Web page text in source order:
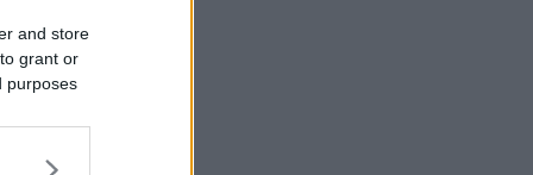
and store
grant or
purposes